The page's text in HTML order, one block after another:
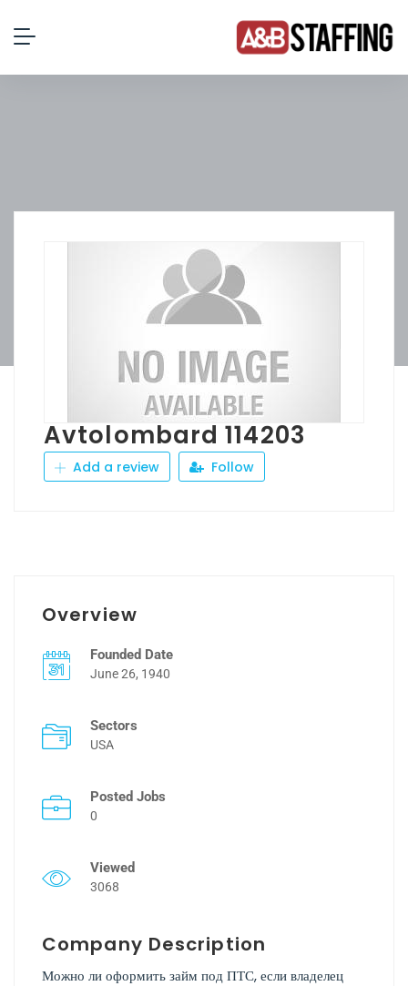
Avtolombard 114203
Add a review Follow
Overview
Founded Date
June 26, 1940
Sectors
USA
Posted Jobs
0
Viewed
3068
Company Description
Можно ли оформить займ под ПТС, если владелец